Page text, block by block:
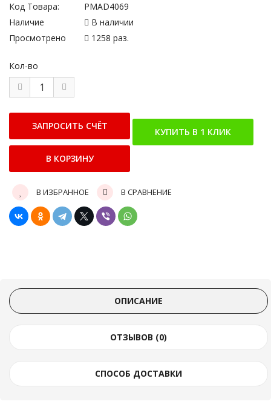
Код Товара:
PMAD4069
Наличие
В наличии
Просмотрено
1258 раз.
Кол-во
В ИЗБРАННОЕ В СРАВНЕНИЕ
ОПИСАНИЕ
ОТЗЫВОВ (0)
СПОСОБ ДОСТАВКИ